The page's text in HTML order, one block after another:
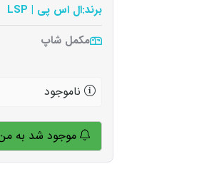
برند:ال اس پی | LSP
مکمل شاپ
ناموجود
موجود شد به